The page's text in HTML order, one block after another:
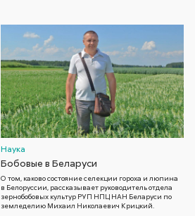
Наука
Бобовые в Беларуси
О том, каково состояние селекции гороха и люпина
в Белоруссии, рассказывает руководитель отдела
зернобобовых культур РУП НПЦ НАН Беларуси по
земледелию Михаил Николаевич Крицкий.